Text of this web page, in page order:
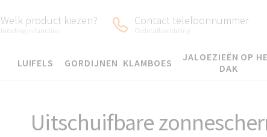
Welk product kiezen?
Indeling in functies
Contact telefoonnummer
Orderafhandeling
LUIFELS GORDIJNEN KLAMBOES
JALOEZIEËN OP
DAK
Uitschuifbare